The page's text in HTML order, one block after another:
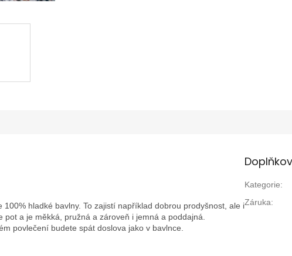
hladké bavlny. To zajistí například dobrou prodyšnost, ale i
a je měkká, pružná a zároveň i jemná a poddajná.
povlečení budete spát doslova jako v bavlnce.
Kategorie:
Záruka: